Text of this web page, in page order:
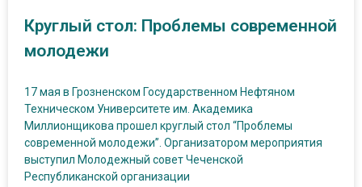
Круглый стол: Проблемы современной
молодежи
17 мая в Грозненском Государственном Нефтяном
Техническом Университете им. Академика
Миллионщикова прошел круглый стол “Проблемы
современной молодежи”. Организатором мероприятия
выступил Молодежный совет Чеченской
Республиканской организации